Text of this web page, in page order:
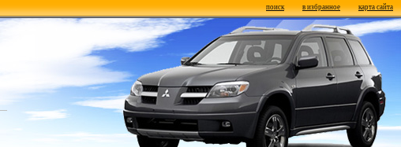
поиск в избранное карта сайта